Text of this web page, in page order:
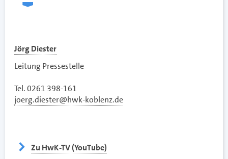
Jörg Diester
Leitung Pressestelle
Tel. 0261 398-161
joerg.diester@hwk-koblenz.de
Zu HwK-TV (YouTube)